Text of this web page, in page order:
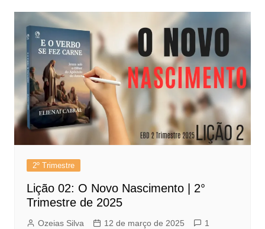
2º Trimestre
Lição 02: O Novo Nascimento | 2°
Trimestre de 2025
Ozeias Silva 12 de março de 2025 1